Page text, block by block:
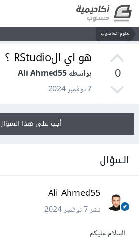
علوم الحاسوب
0
هو اي الRStudio ؟
بواسطة Ali Ahmed55
7 نوفمبر 2024
أجب على هذا السؤال
السؤال
Ali Ahmed55
نشر7 نوفمبر 2024
السلام عليكم